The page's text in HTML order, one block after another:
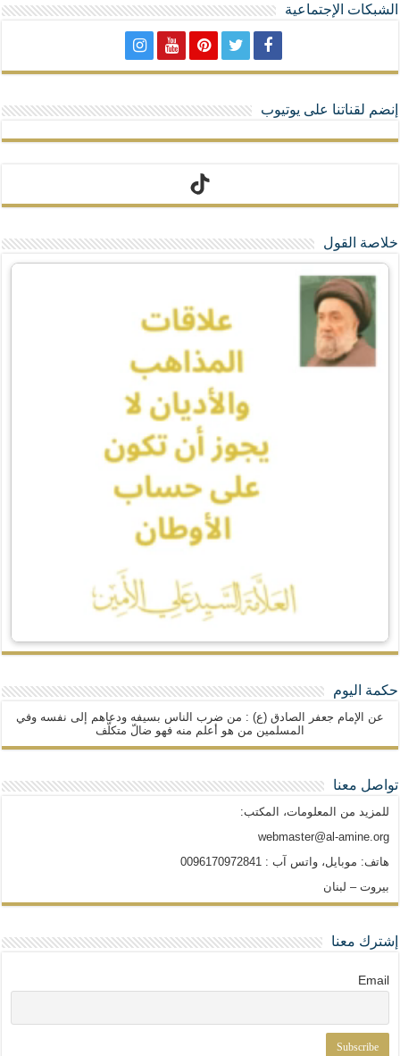
الشبكات الإجتماعية
إنضم لقناتنا على يوتيوب
تيك توك
خلاصة القول
حكمة اليوم
عن الإمام جعفر الصادق (ع) : من ضرب الناس بسيفه ودعاهم إلى نفسه وفي
المسلمين من هو أعلم منه فهو ضالّ متكلّف
تواصل معنا
للمزيد من المعلومات، المكتب:
webmaster@al-amine.org
هاتف: موبايل، واتس آب : 0096170972841
بيروت – لبنان
إشترك معنا
Email